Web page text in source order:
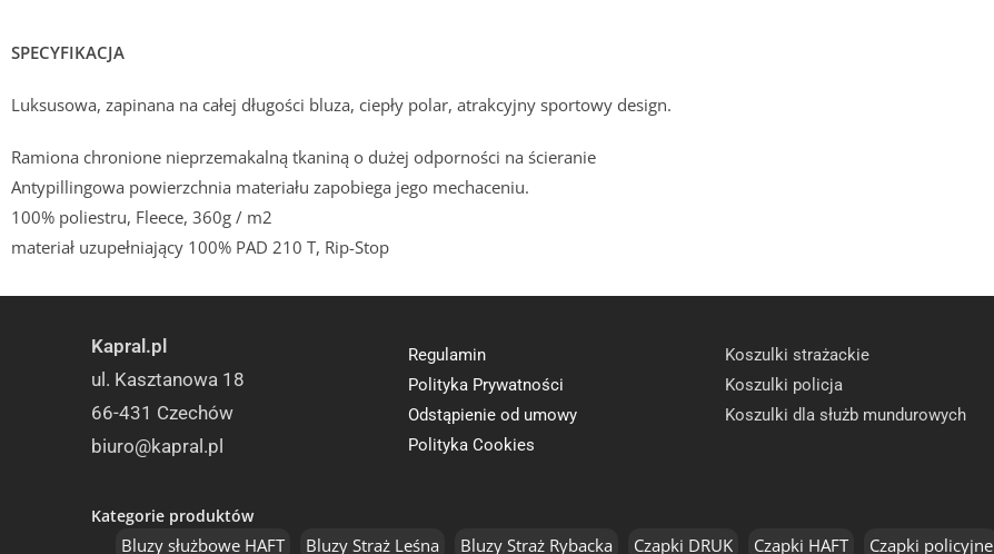
SPECYFIKACJA
Luksusowa, zapinana na całej długości bluza, ciepły polar, atrakcyjny sportowy design.
Ramiona chronione nieprzemakalną tkaniną o dużej odporności na ścieranie
Antypillingowa powierzchnia materiału zapobiega jego mechaceniu.
100% poliestru, Fleece, 360g / m2
materiał uzupełniający 100% PAD 210 T, Rip-Stop
Kapral.pl
ul. Kasztanowa 18
66-431 Czechów
biuro@kapral.pl
Regulamin
Polityka Prywatności
Odstąpienie od umowy
Polityka Cookies
Koszulki strażackie
Koszulki policja
Koszulki dla służb mundurowych
Kategorie produktów
Bluzy służbowe HAFT Bluzy Straż Leśna Bluzy Straż Rybacka Czapki DRUK Czapki HAFT Czapki policyjne